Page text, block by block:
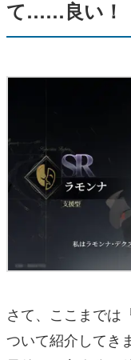
て……良い！
さて、ここまでは
ついて紹介してき